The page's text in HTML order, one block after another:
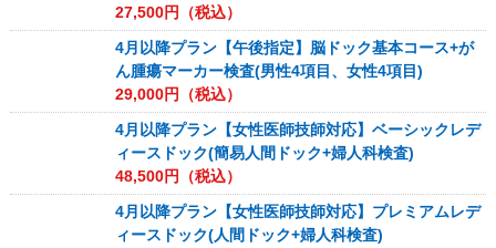
27,500円（税込）
4月以降プラン【午後指定】脳ドック基本コース+が
ん腫瘍マーカー検査(男性4項目、女性4項目)
29,000円（税込）
4月以降プラン【女性医師技師対応】ベーシックレデ
ィースドック(簡易人間ドック+婦人科検査)
48,500円（税込）
4月以降プラン【女性医師技師対応】プレミアムレデ
ィースドック(人間ドック+婦人科検査)